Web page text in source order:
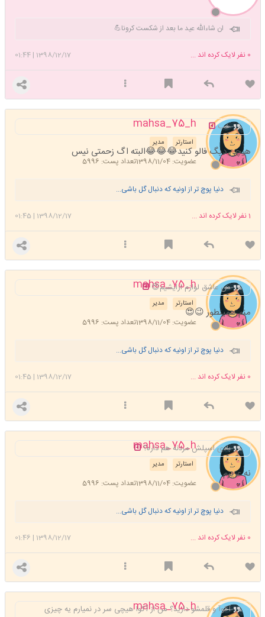
ان شاءالله عید ما بعد از شکست کرونا💪
1398/12/17
|
01:44 0 نفر لایک کرده اند ...
mahsa_75_h
مدیر استارتر
عضویت: 1398/11/04 تعداد پست: 5996
خب
هیچی دیگ فالو کنید😂😂😂البته اگ زحمتی نیس
دنیا پوچ تر از اونیه که دنبال گل باشی...
1398/12/17
|
01:45 1نفر لایک کرده اند ...
mahsa_75_h
مدیر استارتر
عضویت: 1398/11/04 تعداد پست: 5996
من عاشق لوازم ارایشیم😍
منم همینطور 😉😍
دنیا پوچ تر از اونیه که دنبال گل باشی...
1398/12/17
|
01:45 0 نفر لایک کرده اند ...
mahsa_75_h
مدیر استارتر
عضویت: 1398/11/04 تعداد پست: 5996
بادی اسپلش مردنه هم داره؟
نه عزیزم
دنیا پوچ تر از اونیه که دنبال گل باشی...
1398/12/17
|
01:46 0 نفر لایک کرده اند ...
mahsa_75_h
آکوآ و قلمشو دارید؟ من از آکوا هیچی سر در نمیارم یه چیزی